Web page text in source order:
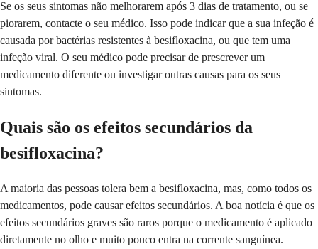
Se os seus sintomas não melhorarem após 3 dias de tratamento, ou se
piorarem, contacte o seu médico. Isso pode indicar que a sua infeção é
causada por bactérias resistentes à besifloxacina, ou que tem uma
infeção viral. O seu médico pode precisar de prescrever um
medicamento diferente ou investigar outras causas para os seus
sintomas.
Quais são os efeitos secundários da
besifloxacina?
A maioria das pessoas tolera bem a besifloxacina, mas, como todos os
medicamentos, pode causar efeitos secundários. A boa notícia é que os
efeitos secundários graves são raros porque o medicamento é aplicado
diretamente no olho e muito pouco entra na corrente sanguínea.